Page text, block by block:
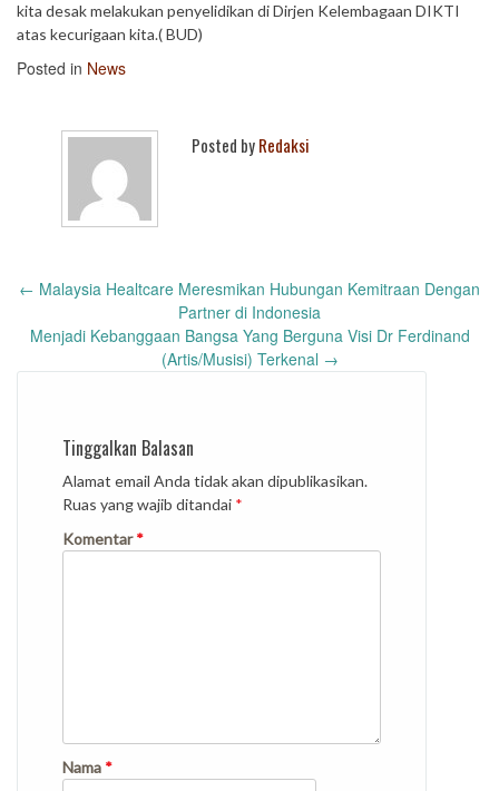
kita desak melakukan penyelidikan di Dirjen Kelembagaan DIKTI
atas kecurigaan kita.( BUD)
Posted in News
Posted byRedaksi
Post
← Malaysia Healtcare Meresmikan Hubungan Kemitraan Dengan
Partner di Indonesia
Menjadi Kebanggaan Bangsa Yang Berguna Visi Dr Ferdinand
(Artis/Musisi) Terkenal →
Tinggalkan Balasan
Alamat email Anda tidak akan dipublikasikan.
Ruas yang wajib ditandai *
Komentar*
Nama *